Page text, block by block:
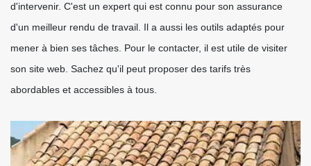
d'intervenir. C'est un expert qui est connu pour son assurance
d'un meilleur rendu de travail. Il a aussi les outils adaptés pour
mener à bien ses tâches. Pour le contacter, il est utile de visiter
son site web. Sachez qu'il peut proposer des tarifs très
abordables et accessibles à tous.